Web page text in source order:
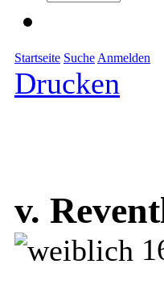
Startseite Suche Anmelden
Drucken
v.